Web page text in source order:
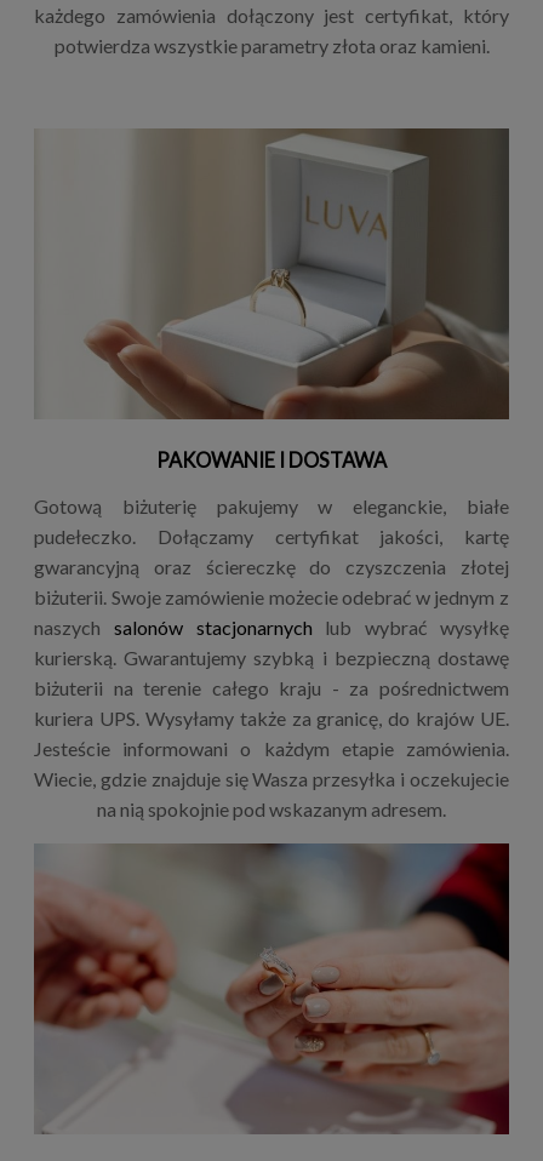
każdego zamówienia dołączony jest certyfikat, który
potwierdza wszystkie parametry złota oraz kamieni.
PAKOWANIE I DOSTAWA
Gotową biżuterię pakujemy w eleganckie, białe
pudełeczko. Dołączamy certyfikat jakości, kartę
gwarancyjną oraz ściereczkę do czyszczenia złotej
biżuterii. Swoje zamówienie możecie odebrać w jednym z
naszych salonów stacjonarnych lub wybrać wysyłkę
kurierską. Gwarantujemy szybką i bezpieczną dostawę
biżuterii na terenie całego kraju - za pośrednictwem
kuriera UPS. Wysyłamy także za granicę, do krajów UE.
Jesteście informowani o każdym etapie zamówienia.
Wiecie, gdzie znajduje się Wasza przesyłka i oczekujecie
na nią spokojnie pod wskazanym adresem.